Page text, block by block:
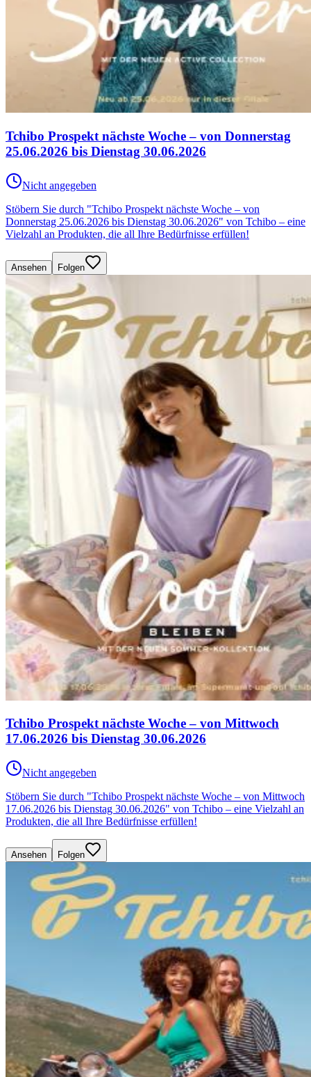
Tchibo Prospekt nächste Woche – von Donnerstag
25.06.2026 bis Dienstag 30.06.2026
Nicht angegeben
Stöbern Sie durch "Tchibo Prospekt nächste Woche – von
Donnerstag 25.06.2026 bis Dienstag 30.06.2026" von Tchibo – eine
Vielzahl an Produkten, die all Ihre Bedürfnisse erfüllen!
Ansehen Folgen
Tchibo Prospekt nächste Woche – von Mittwoch
17.06.2026 bis Dienstag 30.06.2026
Nicht angegeben
Stöbern Sie durch "Tchibo Prospekt nächste Woche – von Mittwoch
17.06.2026 bis Dienstag 30.06.2026" von Tchibo – eine Vielzahl an
Produkten, die all Ihre Bedürfnisse erfüllen!
Ansehen Folgen